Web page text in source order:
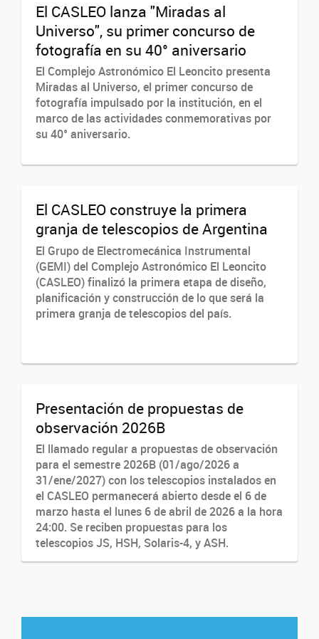
El CASLEO lanza "Miradas al
Universo", su primer concurso de
fotografía en su 40° aniversario
El Complejo Astronómico El Leoncito presenta
Miradas al Universo, el primer concurso de
fotografía impulsado por la institución, en el
marco de las actividades conmemorativas por
su 40° aniversario.
El CASLEO construye la primera
granja de telescopios de Argentina
El Grupo de Electromecánica Instrumental
(GEMI) del Complejo Astronómico El Leoncito
(CASLEO) finalizó la primera etapa de diseño,
planificación y construcción de lo que será la
primera granja de telescopios del país.
Presentación de propuestas de
observación 2026B
El llamado regular a propuestas de observación
para el semestre 2026B (01/ago/2026 a
31/ene/2027) con los telescopios instalados en
el CASLEO permanecerá abierto desde el 6 de
marzo hasta el lunes 6 de abril de 2026 a la hora
24:00. Se reciben propuestas para los
telescopios JS, HSH, Solaris-4, y ASH.